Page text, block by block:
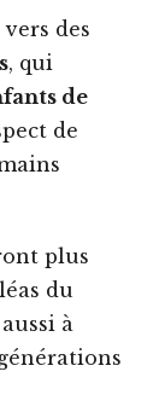
des
, qui
de
de
plus
du
à